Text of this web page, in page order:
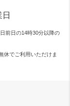
前日の14時30分以降の
休でご利用いただけま